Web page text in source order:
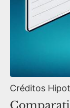
Créditos